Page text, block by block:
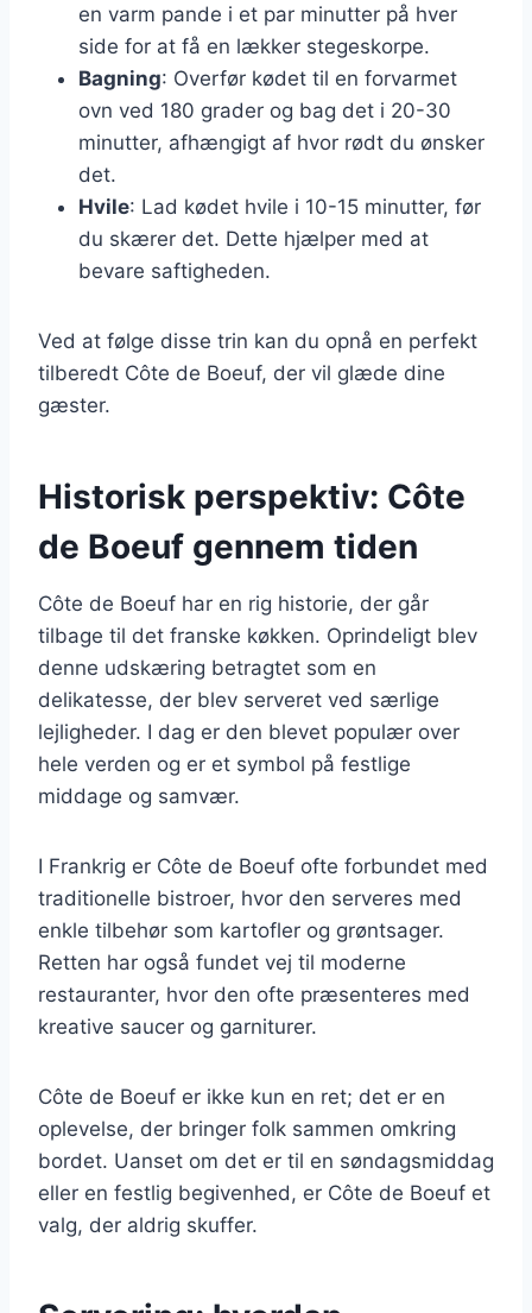
en varm pande i et par minutter på hver
side for at få en lækker stegeskorpe.
Bagning: Overfør kødet til en forvarmet
ovn ved 180 grader og bag det i 20-30
minutter, afhængigt af hvor rødt du ønsker
det.
Hvile: Lad kødet hvile i 10-15 minutter, før
du skærer det. Dette hjælper med at
bevare saftigheden.
Ved at følge disse trin kan du opnå en perfekt
tilberedt Côte de Boeuf, der vil glæde dine
gæster.
Historisk perspektiv: Côte
de Boeuf gennem tiden
Côte de Boeuf har en rig historie, der går
tilbage til det franske køkken. Oprindeligt blev
denne udskæring betragtet som en
delikatesse, der blev serveret ved særlige
lejligheder. I dag er den blevet populær over
hele verden og er et symbol på festlige
middage og samvær.
I Frankrig er Côte de Boeuf ofte forbundet med
traditionelle bistroer, hvor den serveres med
enkle tilbehør som kartofler og grøntsager.
Retten har også fundet vej til moderne
restauranter, hvor den ofte præsenteres med
kreative saucer og garniturer.
Côte de Boeuf er ikke kun en ret; det er en
oplevelse, der bringer folk sammen omkring
bordet. Uanset om det er til en søndagsmiddag
eller en festlig begivenhed, er Côte de Boeuf et
valg, der aldrig skuffer.